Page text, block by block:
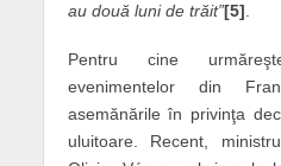
au două luni de trăit”[5].
Pentru cine
evenimentelor din
asemănările în privinţa
uluitoare. Recent,